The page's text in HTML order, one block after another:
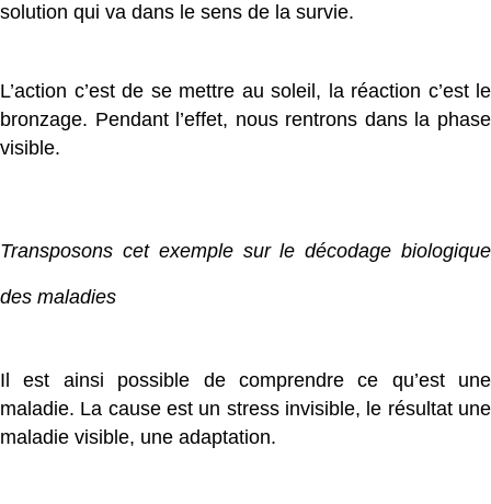
solution qui va dans le sens de la survie.
L’action c’est de se mettre au soleil, la réaction c’est le
bronzage. Pendant l’effet, nous rentrons dans la phase
visible.
Transposons cet exemple sur le décodage biologique
des maladies
Il est ainsi possible de comprendre ce qu’est une
maladie. La cause est un stress invisible, le résultat une
maladie visible, une adaptation.